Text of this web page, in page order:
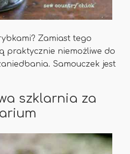
Zamiast tego
praktycznie niemożliwe do
Samouczek jest
szklarnia za